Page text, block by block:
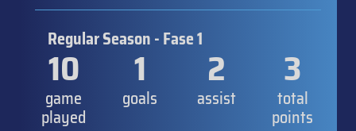
Regular Season - Fase 1
10
game
played
1
goals
2
assist
3
total
points